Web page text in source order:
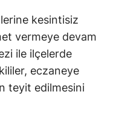
kesintisiz
vermeye devam
ile ilçelerde
eczaneye
teyit edilmesini